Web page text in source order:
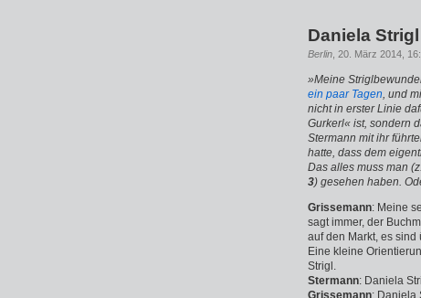
Daniela Strigl
Berlin , 20. März 2014,
»Meine
ein paar Tagen, und
nicht in erster Linie
Gurkerl« ist, sondern
Stermann mit ihr
hatte, dass dem
Das alles muss man
3) gesehen haben.
Grissemann: Meine
sagt immer, der
auf den Markt, es
Eine kleine
Strigl.
Stermann: Daniela
Grissemann: Daniela